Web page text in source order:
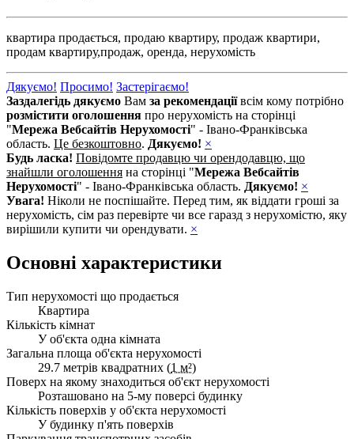
квартира продається, продаю квартиру, продаж квартири,
продам квартиру,продаж, оренда, нерухомість
Дякуємо! Просимо! Застерігаємо!
Заздалегідь дякуємо Вам за рекомендаціївсім кому потрібно
розмістити оголошення про нерухомість на сторінці
"Мережа Вебсайтів Нерухомості" - Івано-Франківська
область. Це безкоштовно. Дякуємо! ×
Будь ласка! Повідомте продавцю чи орендодавцю, що
знайшли оголошення на сторінці "Мережа Вебсайтів
Нерухомості" - Івано-Франківська область. Дякуємо! ×
Увага! Ніколи не поспішайте. Перед тим, як віддати гроші за
нерухомість, сім раз перевірте чи все гаразд з нерухомістю, яку
вирішили купити чи орендувати. ×
Основні характеристики
Тип нерухомості що продається
Квартира
Кількість кімнат
У об'єкта одна кімната
Загальна площа об'єкта нерухомості
29.7 метрів квадратних (1 м²)
Поверх на якому знаходиться об'єкт нерухомості
Розташовано на 5-му поверсі будинку
Кількість поверхів у об'єкта нерухомості
У будинку п'ять поверхів